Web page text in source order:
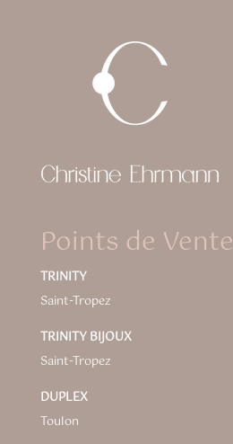
Points de Vente
TRINITY
Saint-Tropez
TRINITY BIJOUX
Saint-Tropez
DUPLEX
Toulon